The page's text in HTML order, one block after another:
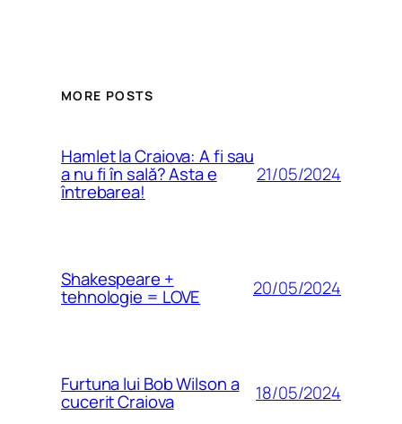
MORE POSTS
Hamlet la Craiova: A fi sau
a nu fi în sală? Asta e
întrebarea!
21/05/2024
Shakespeare +
tehnologie = LOVE 20/05/2024
Furtuna lui Bob Wilson a
cucerit Craiova 18/05/2024